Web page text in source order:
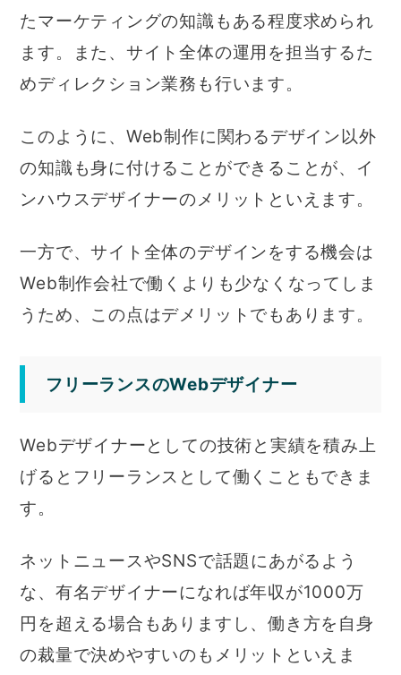
たマーケティングの知識もある程度求められ
ます。また、サイト全体の運用を担当するた
めディレクション業務も行います。
このように、Web制作に関わるデザイン以外
の知識も身に付けることができることが、イ
ンハウスデザイナーのメリットといえます。
一方で、サイト全体のデザインをする機会は
Web制作会社で働くよりも少なくなってしま
うため、この点はデメリットでもあります。
フリーランスのWebデザイナー
Webデザイナーとしての技術と実績を積み上
げるとフリーランスとして働くこともできま
す。
ネットニュースやSNSで話題にあがるよう
な、有名デザイナーになれば年収が1000万
円を超える場合もありますし、働き方を自身
の裁量で決めやすいのもメリットといえま